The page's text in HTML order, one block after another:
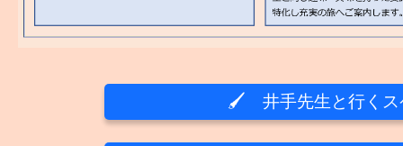
🖌 井手先生と行くス